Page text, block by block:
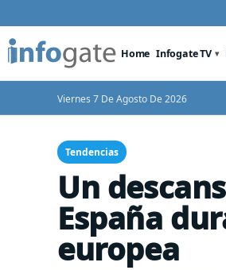
Home Infogate TV
Viernes 7 De Agosto De 2026
Tendencias
Un
España
europea